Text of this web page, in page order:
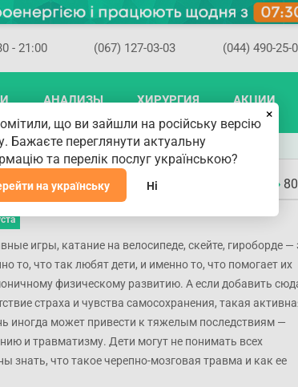
- 21:00 (067) 127-03-03 (044) 490-25-
АНАЛИЗЫ ХИРУРГИЯ АКЦИИ
Признаки сотрясения мозга у ребенка
игры, катание на велосипеде, скейте, гироборде —
то, что так любят дети, и именно то, что помогает их
физическому развитию. А если добавить
страха и чувства самосохранения, такая
иногда может привести к тяжелым последствиям —
и травматизму. Дети могут не понимать всех
знать, что такое черепно-мозговая травма и как ее
×
що ви зайшли на російську версію
Бажаєте переглянути актуальну
та перелік послуг українською?
на українську Ні